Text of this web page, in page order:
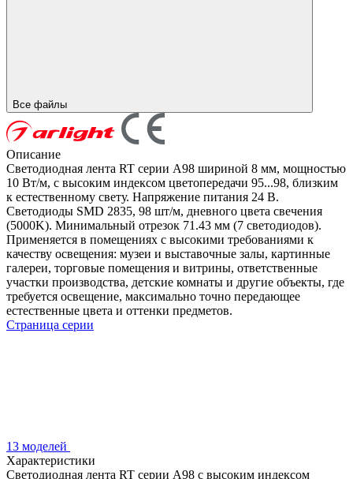
Все файлы
Описание
Светодиодная лента RT серии A98 шириной 8 мм, мощностью
10 Вт/м, с высоким индексом цветопередачи 95...98, близким
к естественному свету. Напряжение питания 24 В.
Светодиоды SMD 2835, 98 шт/м, дневного цвета свечения
(5000K). Минимальный отрезок 71.43 мм (7 светодиодов).
Применяется в помещениях с высокими требованиями к
качеству освещения: музеи и выставочные залы, картинные
галереи, торговые помещения и витрины, ответственные
участки производства, детские комнаты и другие объекты, где
требуется освещение, максимально точно передающее
естественные цвета и оттенки предметов.
Страница серии
13 моделей
Характеристики
Светодиодная лента RT серии A98 с высоким индексом